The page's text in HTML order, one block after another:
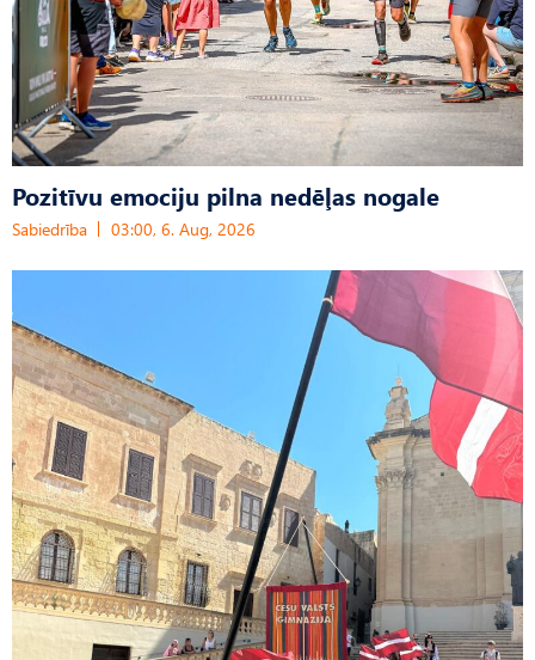
Pozitīvu emociju pilna nedēļas nogale
Sabiedrība 03:00, 6. Aug, 2026